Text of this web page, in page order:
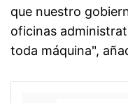
que nuestro
oficinas
toda máquina",